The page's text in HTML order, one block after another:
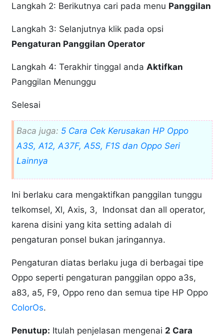
Langkah 2: Berikutnya cari pada menu Panggilan
Langkah 3: Selanjutnya klik pada opsi
Pengaturan Panggilan Operator
Langkah 4: Terakhir tinggal anda Aktifkan
Panggilan Menunggu
Selesai
Baca juga: 5 Cara Cek Kerusakan HP Oppo
A3S, A12, A37F, A5S, F1S dan Oppo Seri
Lainnya
Ini berlaku cara mengaktifkan panggilan tunggu
telkomsel, Xl, Axis, 3, Indonsat dan all operator,
karena disini yang kita setting adalah di
pengaturan ponsel bukan jaringannya.
Pengaturan diatas berlaku juga di berbagai tipe
Oppo seperti pengaturan panggilan oppo a3s,
a83, a5, F9, Oppo reno dan semua tipe HP Oppo
ColorOs.
Penutup: Itulah penjelasan mengenai 2 Cara